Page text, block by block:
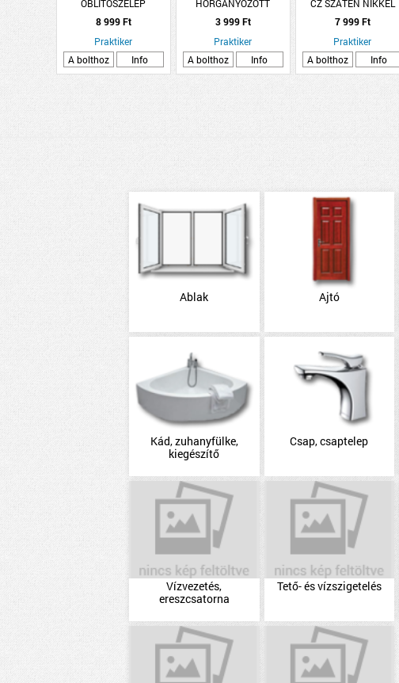
ÖBLÍTŐSZELEP
8 999 Ft
Praktiker
A bolthoz
Info
HORGANYOZOTT
SZEGLETCSATORNA
3 999 Ft
Praktiker
A bolthoz
Info
CZ SZATÉN NIKKEL
GALAXY ROZETTÁS
7 999 Ft
Praktiker
A bolthoz
Info
Ablak Ajtó
Kád, zuhanyfülke,
kiegészítő
Csap, csaptelep
Vízvezetés,
ereszcsatorna
Tető- és vízszigetelés